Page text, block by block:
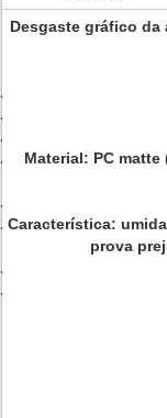
Desgaste gráfico
Material: PC matte
Característica:
prova